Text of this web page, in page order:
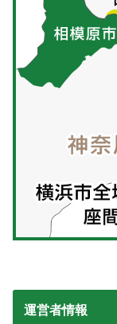
運営者情報